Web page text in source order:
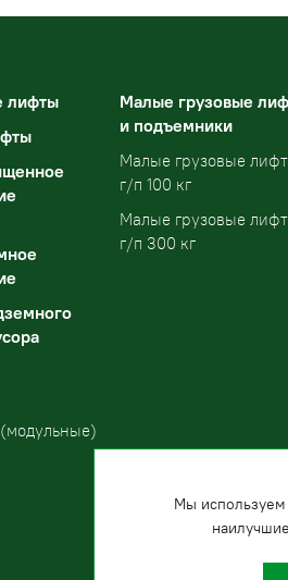
лифты
Малые грузовые
и подъемники
Малые грузовые
г/п 100 кг
Малые грузовые
г/п 300 кг
Мы используем